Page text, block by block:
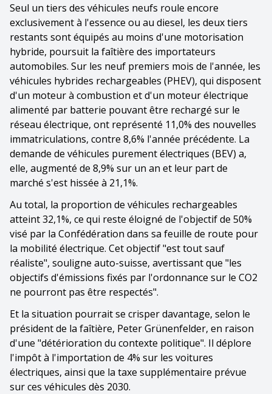
Seul un tiers des véhicules neufs roule encore
exclusivement à l'essence ou au diesel, les deux tiers
restants sont équipés au moins d'une motorisation
hybride, poursuit la faîtière des importateurs
automobiles. Sur les neuf premiers mois de l'année, les
véhicules hybrides rechargeables (PHEV), qui disposent
d'un moteur à combustion et d'un moteur électrique
alimenté par batterie pouvant être rechargé sur le
réseau électrique, ont représenté 11,0% des nouvelles
immatriculations, contre 8,6% l'année précédente. La
demande de véhicules purement électriques (BEV) a,
elle, augmenté de 8,9% sur un an et leur part de
marché s'est hissée à 21,1%.
Au total, la proportion de véhicules rechargeables
atteint 32,1%, ce qui reste éloigné de l'objectif de 50%
visé par la Confédération dans sa feuille de route pour
la mobilité électrique. Cet objectif "est tout sauf
réaliste", souligne auto-suisse, avertissant que "les
objectifs d'émissions fixés par l'ordonnance sur le CO2
ne pourront pas être respectés".
Et la situation pourrait se crisper davantage, selon le
président de la faîtière, Peter Grünenfelder, en raison
d'une "détérioration du contexte politique". Il déplore
l'impôt à l'importation de 4% sur les voitures
électriques, ainsi que la taxe supplémentaire prévue
sur ces véhicules dès 2030.